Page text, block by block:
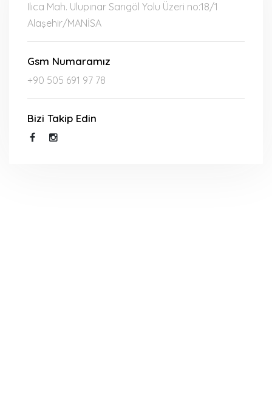
Ilıca Mah. Ulupınar Sarıgöl Yolu Üzeri no:18/1
Alaşehir/MANİSA
Gsm Numaramız
+90 505 691 97 78
Bizi Takip Edin